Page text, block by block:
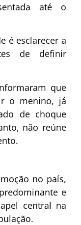
até o
é esclarecer a
de definir
que
o menino, já
de choque
não reúne
no país,
e
central na